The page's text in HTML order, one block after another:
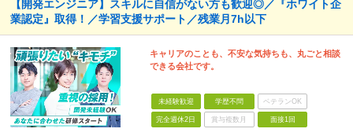
【開発エンジニア】スキルに自信がない方も歓迎◎／『ホワイト企
業認定』取得！／学習支援サポート／残業月7h以下
キャリアのことも、不安な気持ちも、丸ごと相談
できる会社です。
未経験歓迎 学歴不問 ベテランOK
完全週休2日 賞与複数月 面接1回